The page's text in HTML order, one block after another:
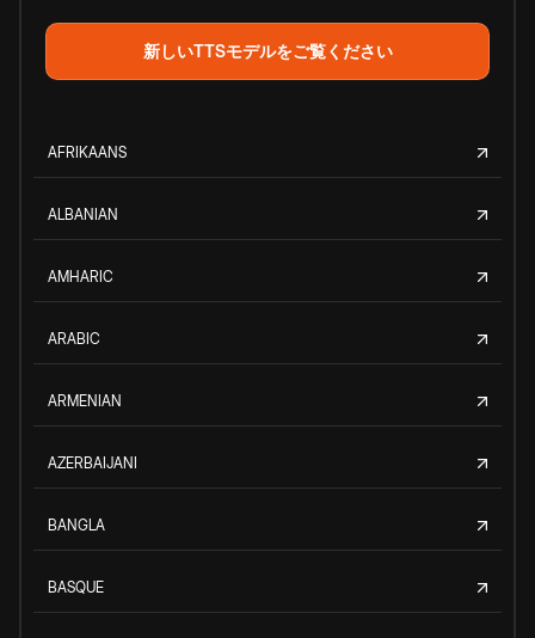
新しいTTSモデルをご覧ください
AFRIKAANS
ALBANIAN
AMHARIC
ARABIC
ARMENIAN
AZERBAIJANI
BANGLA
BASQUE